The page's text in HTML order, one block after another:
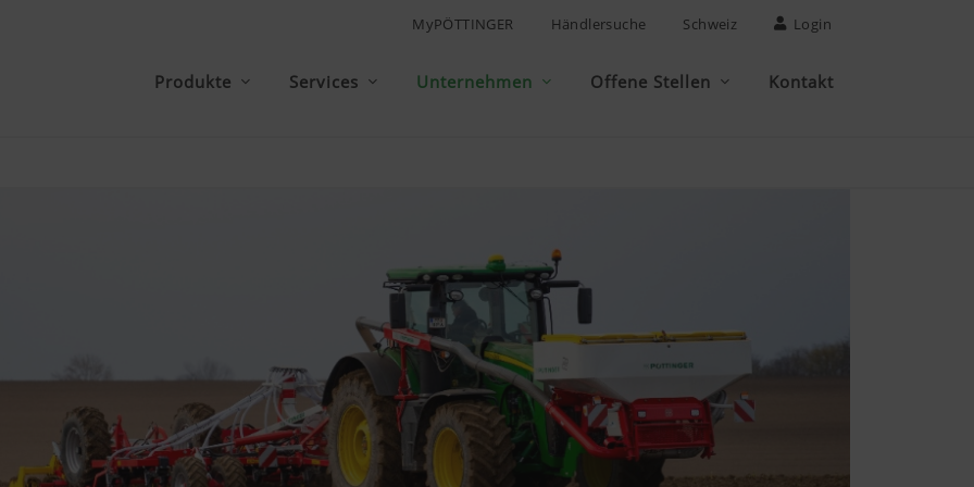
MyPÖTTINGER Händlersuche Schweiz Login
Produkte Services Unternehmen Offene Stellen Kontakt